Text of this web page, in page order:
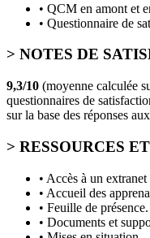
• QCM en amont et
• Questionnaire de
> NOTES DE
9,3/10 (moyenne calculée
questionnaires de
sur la base des réponses
> RESSOURCES
• Accès à un
• Accueil des
• Feuille de présence.
• Documents et